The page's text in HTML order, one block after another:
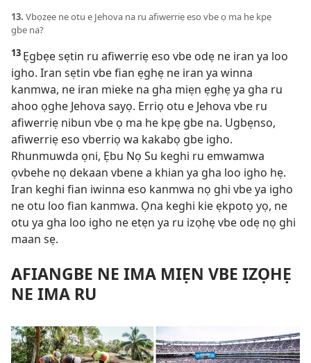
13. Vbọzẹe ne otu e Jehova na ru afiwerriẹ eso vbe ọ ma he kpẹ
gbe na?
13 Ẹgbẹe sẹtin ru afiwerriẹ eso vbe odẹ ne iran ya loo
igho. Iran sẹtin vbe fian ẹghẹ ne iran ya winna
kanmwa, ne iran mieke na gha miẹn ẹghẹ ya gha ru
ahoo ọghe Jehova sayọ. Erriọ otu e Jehova vbe ru
afiwerriẹ nibun vbe ọ ma he kpẹ gbe na. Ugbẹnso,
afiwerriẹ eso vberriọ wa kakabọ gbe igho.
Rhunmuwda ọni, Ẹbu Nọ Su keghi ru emwamwa
ọvbehe nọ dekaan vbene a khian ya gha loo igho hẹ.
Iran keghi fian iwinna eso kanmwa nọ ghi vbe ya igho
ne otu loo fian kanmwa. Ọna keghi kie ẹkpotọ yọ, ne
otu ya gha loo igho ne etẹn ya ru izọhẹ vbe odẹ nọ ghi
maan sẹ.
AFIANGBE NE IMA MIẸN VBE IZỌHẸ
NE IMA RU